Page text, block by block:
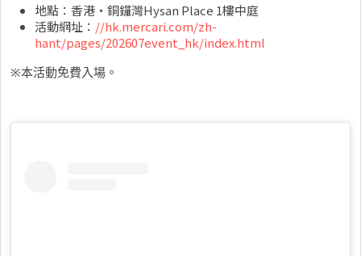
地點：香港・銅鑼灣Hysan Place 1樓中庭
活動網址： //hk.mercari.com/zh-
hant/pages/202607event_hk/index.html
※本活動免費入場。